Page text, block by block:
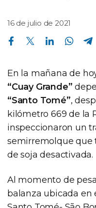
16 de julio de 2021
Compartir en Facebook Compartir en Twitter Compartir en Linkedin Compartir en Whatsapp
En la mañana de
“Cuay Grande”
“Santo Tomé”,
kilómetro 669 de la
inspeccionaron un
semirremolque que
de soja desactivada.
Al momento de
balanza ubicada en